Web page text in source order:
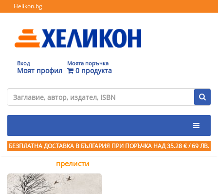
Helikon.bg
Вход
Моят профил
Моята поръчка
0 продукта
БЕЗПЛАТНА ДОСТАВКА В БЪЛГАРИЯ ПРИ ПОРЪЧКА НАД 35.28 € / 69 ЛВ.
прелисти